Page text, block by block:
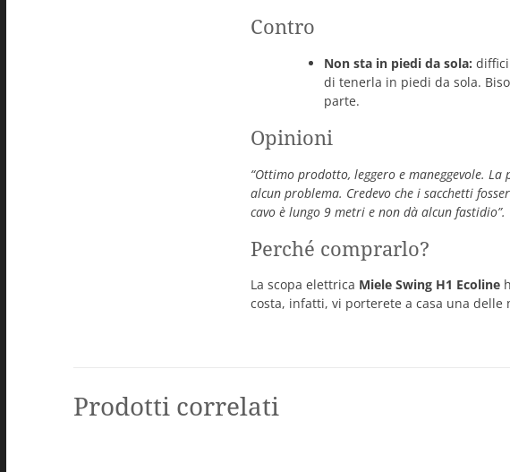
Contro
Non sta in piedi da sola:
di tenerla in piedi da sola.
parte.
Opinioni
“Ottimo prodotto, leggero e maneggevole.
alcun problema. Credevo che i sacchetti
cavo è lungo 9 metri e non dà alcun fastidio”.
Perché comprarlo?
La scopa elettrica Miele Swing H1 Ecoline
costa, infatti, vi porterete a casa una
Prodotti correlati